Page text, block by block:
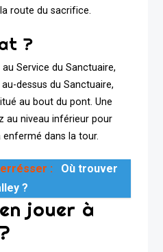
route du sacrifice.
?
Service du Sanctuaire,
dessus du Sanctuaire,
au bout du pont. Une
au niveau inférieur pour
dans la tour.
:
Où trouver
?
jouer à